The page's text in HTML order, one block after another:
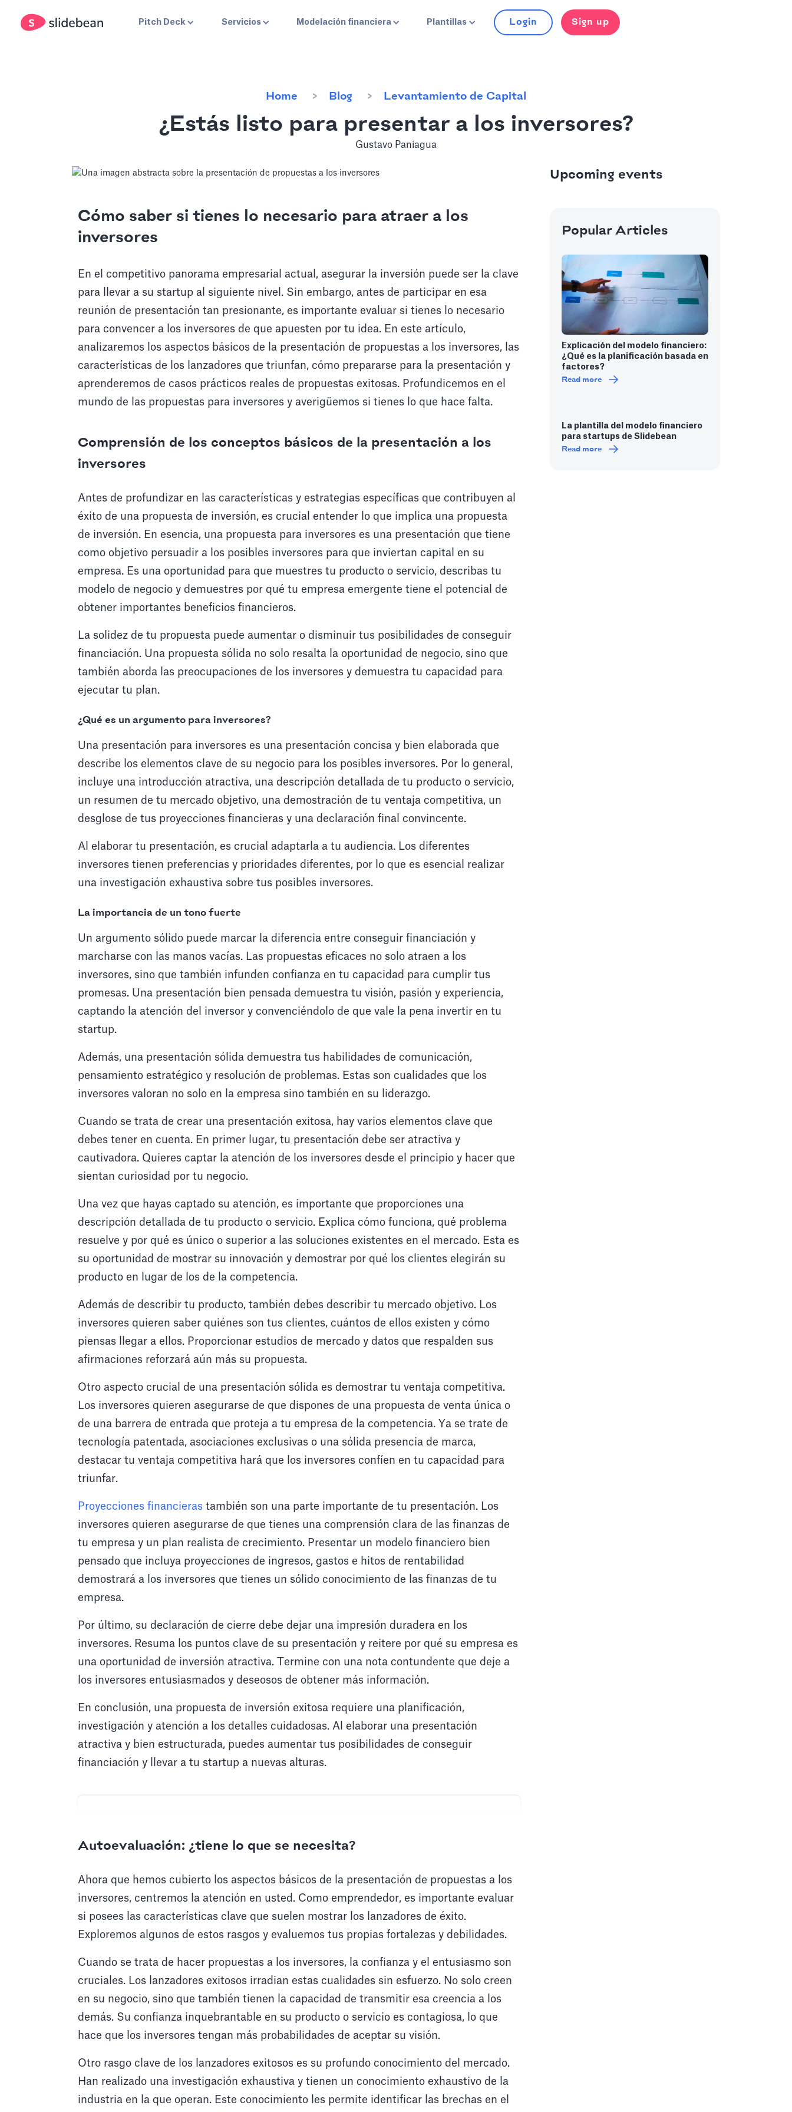
Pitch Deck Servicios Modelación financiera Plantillas Login Sign up
Home Blog Levantamiento de Capital
¿Estás listo para presentar a los inversores?
Gustavo Paniagua
Cómo saber si tienes lo necesario para atraer a los
inversores
En el competitivo panorama empresarial actual, asegurar la inversión puede ser la clave
para llevar a su startup al siguiente nivel. Sin embargo, antes de participar en esa
reunión de presentación tan presionante, es importante evaluar si tienes lo necesario
para convencer a los inversores de que apuesten por tu idea. En este artículo,
analizaremos los aspectos básicos de la presentación de propuestas a los inversores, las
características de los lanzadores que triunfan, cómo prepararse para la presentación y
aprenderemos de casos prácticos reales de propuestas exitosas. Profundicemos en el
mundo de las propuestas para inversores y averigüemos si tienes lo que hace falta.
Comprensión de los conceptos básicos de la presentación a los
inversores
Antes de profundizar en las características y estrategias específicas que contribuyen al
éxito de una propuesta de inversión, es crucial entender lo que implica una propuesta
de inversión. En esencia, una propuesta para inversores es una presentación que tiene
como objetivo persuadir a los posibles inversores para que inviertan capital en su
empresa. Es una oportunidad para que muestres tu producto o servicio, describas tu
modelo de negocio y demuestres por qué tu empresa emergente tiene el potencial de
obtener importantes beneficios financieros.
La solidez de tu propuesta puede aumentar o disminuir tus posibilidades de conseguir
financiación. Una propuesta sólida no solo resalta la oportunidad de negocio, sino que
también aborda las preocupaciones de los inversores y demuestra tu capacidad para
ejecutar tu plan.
¿Qué es un argumento para inversores?
Una presentación para inversores es una presentación concisa y bien elaborada que
describe los elementos clave de su negocio para los posibles inversores. Por lo general,
incluye una introducción atractiva, una descripción detallada de tu producto o servicio,
un resumen de tu mercado objetivo, una demostración de tu ventaja competitiva, un
desglose de tus proyecciones financieras y una declaración final convincente.
Al elaborar tu presentación, es crucial adaptarla a tu audiencia. Los diferentes
inversores tienen preferencias y prioridades diferentes, por lo que es esencial realizar
una investigación exhaustiva sobre tus posibles inversores.
La importancia de un tono fuerte
Un argumento sólido puede marcar la diferencia entre conseguir financiación y
marcharse con las manos vacías. Las propuestas eficaces no solo atraen a los
inversores, sino que también infunden confianza en tu capacidad para cumplir tus
promesas. Una presentación bien pensada demuestra tu visión, pasión y experiencia,
captando la atención del inversor y convenciéndolo de que vale la pena invertir en tu
startup.
Además, una presentación sólida demuestra tus habilidades de comunicación,
pensamiento estratégico y resolución de problemas. Estas son cualidades que los
inversores valoran no solo en la empresa sino también en su liderazgo.
Cuando se trata de crear una presentación exitosa, hay varios elementos clave que
debes tener en cuenta. En primer lugar, tu presentación debe ser atractiva y
cautivadora. Quieres captar la atención de los inversores desde el principio y hacer que
sientan curiosidad por tu negocio.
Una vez que hayas captado su atención, es importante que proporciones una
descripción detallada de tu producto o servicio. Explica cómo funciona, qué problema
resuelve y por qué es único o superior a las soluciones existentes en el mercado. Esta es
su oportunidad de mostrar su innovación y demostrar por qué los clientes elegirán su
producto en lugar de los de la competencia.
Además de describir tu producto, también debes describir tu mercado objetivo. Los
inversores quieren saber quiénes son tus clientes, cuántos de ellos existen y cómo
piensas llegar a ellos. Proporcionar estudios de mercado y datos que respalden sus
afirmaciones reforzará aún más su propuesta.
Otro aspecto crucial de una presentación sólida es demostrar tu ventaja competitiva.
Los inversores quieren asegurarse de que dispones de una propuesta de venta única o
de una barrera de entrada que proteja a tu empresa de la competencia. Ya se trate de
tecnología patentada, asociaciones exclusivas o una sólida presencia de marca,
destacar tu ventaja competitiva hará que los inversores confíen en tu capacidad para
triunfar.
Proyecciones financieras también son una parte importante de tu presentación. Los
inversores quieren asegurarse de que tienes una comprensión clara de las finanzas de
tu empresa y un plan realista de crecimiento. Presentar un modelo financiero bien
pensado que incluya proyecciones de ingresos, gastos e hitos de rentabilidad
demostrará a los inversores que tienes un sólido conocimiento de las finanzas de tu
empresa.
Por último, su declaración de cierre debe dejar una impresión duradera en los
inversores. Resuma los puntos clave de su presentación y reitere por qué su empresa es
una oportunidad de inversión atractiva. Termine con una nota contundente que deje a
los inversores entusiasmados y deseosos de obtener más información.
En conclusión, una propuesta de inversión exitosa requiere una planificación,
investigación y atención a los detalles cuidadosas. Al elaborar una presentación
atractiva y bien estructurada, puedes aumentar tus posibilidades de conseguir
financiación y llevar a tu startup a nuevas alturas.
Autoevaluación: ¿tiene lo que se necesita?
Ahora que hemos cubierto los aspectos básicos de la presentación de propuestas a los
inversores, centremos la atención en usted. Como emprendedor, es importante evaluar
si posees las características clave que suelen mostrar los lanzadores de éxito.
Exploremos algunos de estos rasgos y evaluemos tus propias fortalezas y debilidades.
Cuando se trata de hacer propuestas a los inversores, la confianza y el entusiasmo son
cruciales. Los lanzadores exitosos irradian estas cualidades sin esfuerzo. No solo creen
en su negocio, sino que también tienen la capacidad de transmitir esa creencia a los
demás. Su confianza inquebrantable en su producto o servicio es contagiosa, lo que
hace que los inversores tengan más probabilidades de aceptar su visión.
Otro rasgo clave de los lanzadores exitosos es su profundo conocimiento del mercado.
Han realizado una investigación exhaustiva y tienen un conocimiento exhaustivo de la
industria en la que operan. Este conocimiento les permite identificar las brechas en el
Upcoming events
Popular Articles
Explicación del modelo financiero:
¿Qué es la planificación basada en
factores?
Read more
La plantilla del modelo financiero
para startups de Slidebean
Read more